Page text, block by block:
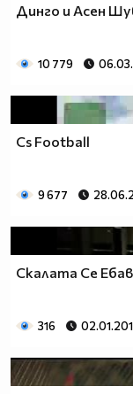
Динго и Асен
10 779
Cs Football
9 677
Скалата Се
316